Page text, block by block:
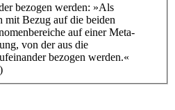
bezogen werden: »Als
mit Bezug auf die beiden
auf einer Meta-
von der aus die
bezogen werden.«